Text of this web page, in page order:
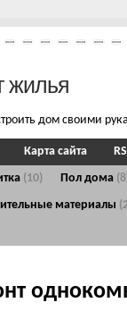
жилья
дом своими
(10) Пол дома
материалы
Карта сайта